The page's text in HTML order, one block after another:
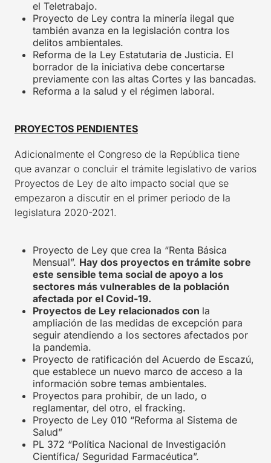
el Teletrabajo.
Proyecto de Ley contra la minería ilegal que
también avanza en la legislación contra los
delitos ambientales.
Reforma de la Ley Estatutaria de Justicia. El
borrador de la iniciativa debe concertarse
previamente con las altas Cortes y las bancadas.
Reforma a la salud y el régimen laboral.
PROYECTOS PENDIENTES
Adicionalmente el Congreso de la República tiene
que avanzar o concluir el trámite legislativo de varios
Proyectos de Ley de alto impacto social que se
empezaron a discutir en el primer periodo de la
legislatura 2020-2021.
Proyecto de Ley que crea la “Renta Básica
Mensual”. Hay dos proyectos en trámite sobre
este sensible tema social de apoyo a los
sectores más vulnerables de la población
afectada por el Covid-19.
Proyectos de Ley relacionados con la
ampliación de las medidas de excepción para
seguir atendiendo a los sectores afectados por
la pandemia.
Proyecto de ratificación del Acuerdo de Escazú,
que establece un nuevo marco de acceso a la
información sobre temas ambientales.
Proyectos para prohibir, de un lado, o
reglamentar, del otro, el fracking.
Proyecto de Ley 010 “Reforma al Sistema de
Salud”
PL 372 “Política Nacional de Investigación
Científica/ Seguridad Farmacéutica”.